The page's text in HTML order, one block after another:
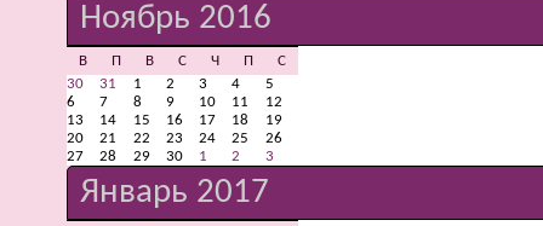
Ноябрь 2016
В П В С Ч П
С
30
31 1 2 3 4
5
6
7 8 9 10 11
12
13
14 15 16 17 18
19
20
21 22 23 24 25
26
27
28 29 30 1 2 3
Январь 2017